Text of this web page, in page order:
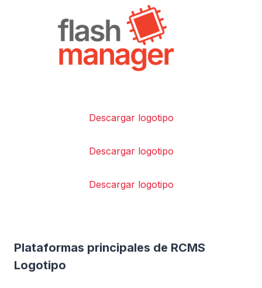
Descargar logotipo
Descargar logotipo
Descargar logotipo
Plataformas principales de RCMS
Logotipo